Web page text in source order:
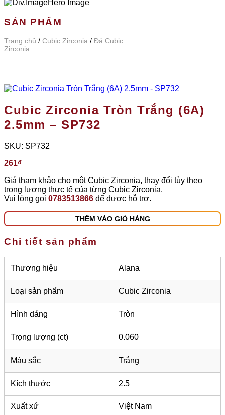
SẢN PHẨM
Trang chủ / Cubic Zirconia / Đá Cubic
Zirconia
Cubic Zirconia Tròn Trắng (6A)
2.5mm – SP732
SKU: SP732
261₫
Giá tham khảo cho một Cubic Zirconia, thay đổi tùy theo
trọng lượng thực tế của từng Cubic Zirconia.
Vui lòng gọi 0783513866 để được hỗ trợ.
THÊM VÀO GIỎ HÀNG
Chi tiết sản phẩm
Thương hiệu Alana
Loại sản phẩm Cubic Zirconia
Hình dáng Tròn
Trọng lượng (ct) 0.060
Màu sắc Trắng
Kích thước 2.5
Xuất xứ Việt Nam